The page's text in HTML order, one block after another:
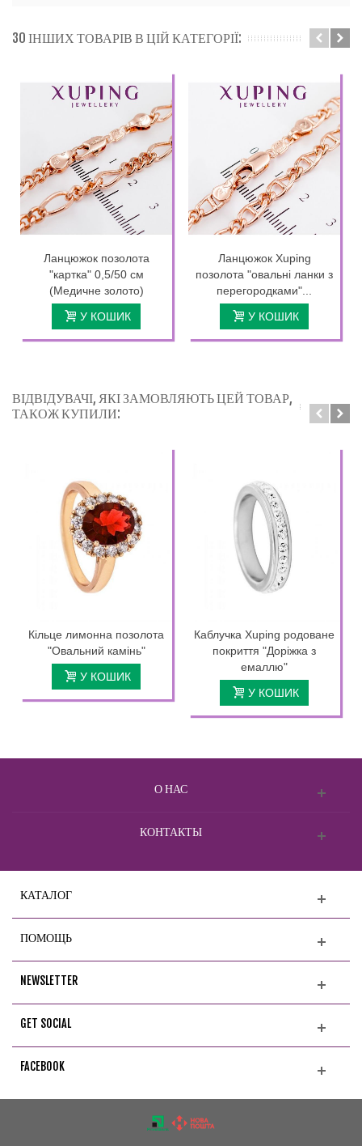
30 ІНШИХ ТОВАРІВ В ЦІЙ КАТЕГОРІЇ:
Ланцюжок позолота
"картка" 0,5/50 см
(Медичне золото)
У КОШИК
Ланцюжок Xuping
позолота "овальні ланки з
перегородками"...
У КОШИК
ВІДВІДУВАЧІ, ЯКІ ЗАМОВЛЯЮТЬ ЦЕЙ ТОВАР,
ТАКОЖ КУПИЛИ:
Кільце лимонна позолота
"Овальний камінь"
У КОШИК
Каблучка Xuping родоване
покриття "Доріжка з
емаллю"
У КОШИК
О НАС
КОНТАКТЫ
КАТАЛОГ
ПОМОЩЬ
NEWSLETTER
GET SOCIAL
FACEBOOK